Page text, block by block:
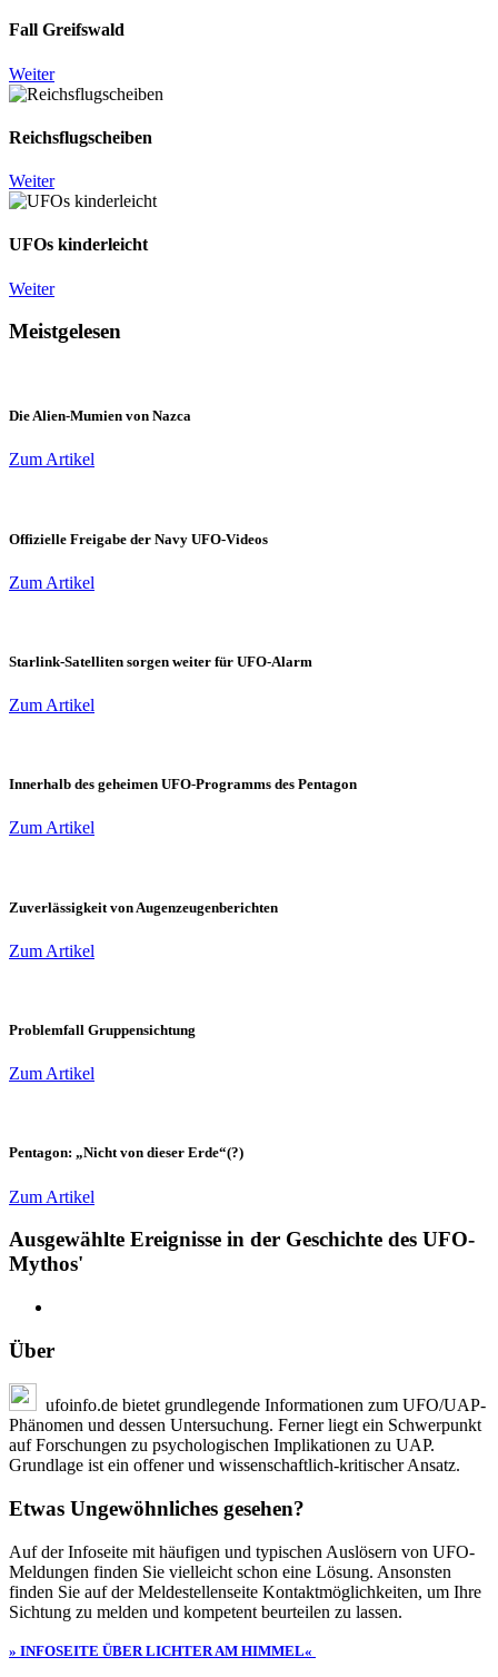
Fall Greifswald
Weiter
Reichsflugscheiben
Weiter
UFOs kinderleicht
Weiter
Meistgelesen
Die Alien-Mumien von Nazca
Zum Artikel
Offizielle Freigabe der Navy UFO-Videos
Zum Artikel
Starlink-Satelliten sorgen weiter für UFO-Alarm
Zum Artikel
Innerhalb des geheimen UFO-Programms des Pentagon
Zum Artikel
Zuverlässigkeit von Augenzeugenberichten
Zum Artikel
Problemfall Gruppensichtung
Zum Artikel
Pentagon: „Nicht von dieser Erde“(?)
Zum Artikel
Ausgewählte Ereignisse in der Geschichte des UFO-
Mythos'
Über
ufoinfo.de bietet grundlegende Informationen zum UFO/UAP-
Phänomen und dessen Untersuchung. Ferner liegt ein Schwerpunkt
auf Forschungen zu psychologischen Implikationen zu UAP.
Grundlage ist ein offener und wissenschaftlich-kritischer Ansatz.
Etwas Ungewöhnliches gesehen?
Auf der Infoseite mit häufigen und typischen Auslösern von UFO-
Meldungen finden Sie vielleicht schon eine Lösung. Ansonsten
finden Sie auf der Meldestellenseite Kontaktmöglichkeiten, um Ihre
Sichtung zu melden und kompetent beurteilen zu lassen.
» INFOSEITE ÜBER LICHTER AM HIMMEL«